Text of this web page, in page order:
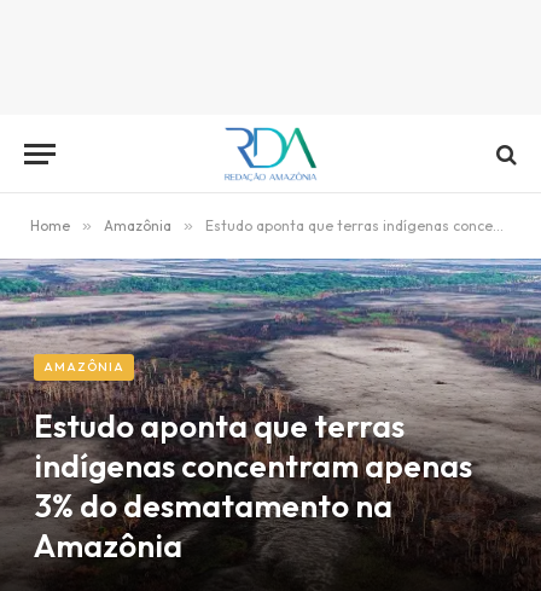
Home » Amazônia » Estudo aponta que terras indígenas concentram apenas 3% do desmatamento na Amazônia
AMAZÔNIA
Estudo aponta que terras
indígenas concentram apenas
3% do desmatamento na
Amazônia